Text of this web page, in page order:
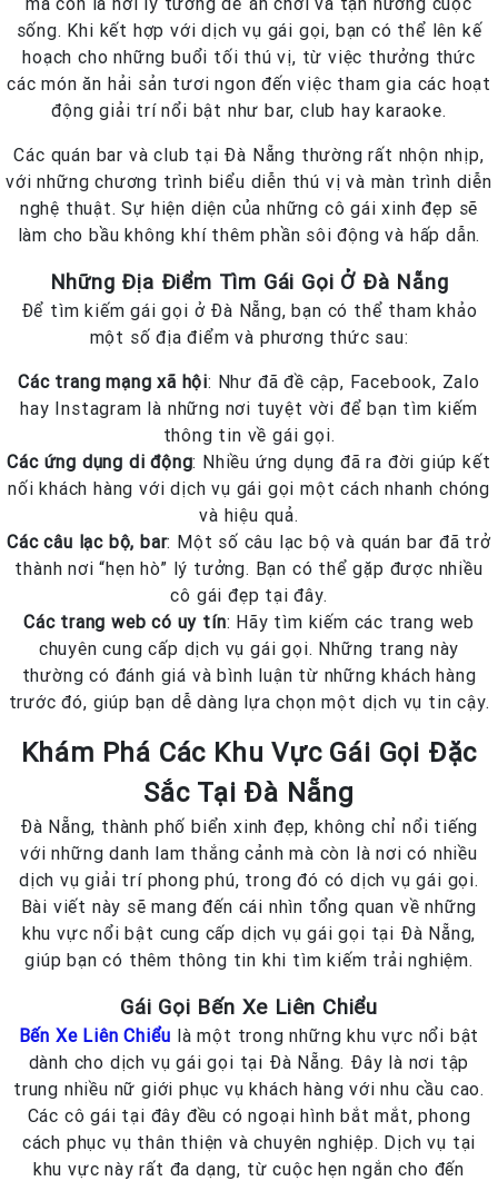
sống. Khi kết hợp với dịch vụ gái gọi, bạn có thể lên kế
hoạch cho những buổi tối thú vị, từ việc thưởng thức
các món ăn hải sản tươi ngon đến việc tham gia các hoạt
động giải trí nổi bật như bar, club hay karaoke.
Các quán bar và club tại Đà Nẵng thường rất nhộn nhịp,
với những chương trình biểu diễn thú vị và màn trình diễn
nghệ thuật. Sự hiện diện của những cô gái xinh đẹp sẽ
làm cho bầu không khí thêm phần sôi động và hấp dẫn.
Những Địa Điểm Tìm Gái Gọi Ở Đà Nẵng
Để tìm kiếm gái gọi ở Đà Nẵng, bạn có thể tham khảo
một số địa điểm và phương thức sau:
Các trang mạng xã hội: Như đã đề cập, Facebook, Zalo
hay Instagram là những nơi tuyệt vời để bạn tìm kiếm
thông tin về gái gọi.
Các ứng dụng di động: Nhiều ứng dụng đã ra đời giúp kết
nối khách hàng với dịch vụ gái gọi một cách nhanh chóng
và hiệu quả.
Các câu lạc bộ, bar: Một số câu lạc bộ và quán bar đã trở
thành nơi “hẹn hò” lý tưởng. Bạn có thể gặp được nhiều
cô gái đẹp tại đây.
Các trang web có uy tín: Hãy tìm kiếm các trang web
chuyên cung cấp dịch vụ gái gọi. Những trang này
thường có đánh giá và bình luận từ những khách hàng
trước đó, giúp bạn dễ dàng lựa chọn một dịch vụ tin cậy.
Khám Phá Các Khu Vực Gái Gọi Đặc
Sắc Tại Đà Nẵng
Đà Nẵng, thành phố biển xinh đẹp, không chỉ nổi tiếng
với những danh lam thắng cảnh mà còn là nơi có nhiều
dịch vụ giải trí phong phú, trong đó có dịch vụ gái gọi.
Bài viết này sẽ mang đến cái nhìn tổng quan về những
khu vực nổi bật cung cấp dịch vụ gái gọi tại Đà Nẵng,
giúp bạn có thêm thông tin khi tìm kiếm trải nghiệm.
Gái Gọi Bến Xe Liên Chiểu
Bến Xe Liên Chiểu là một trong những khu vực nổi bật
dành cho dịch vụ gái gọi tại Đà Nẵng. Đây là nơi tập
trung nhiều nữ giới phục vụ khách hàng với nhu cầu cao.
Các cô gái tại đây đều có ngoại hình bắt mắt, phong
cách phục vụ thân thiện và chuyên nghiệp. Dịch vụ tại
khu vực này rất đa dạng, từ cuộc hẹn ngắn cho đến